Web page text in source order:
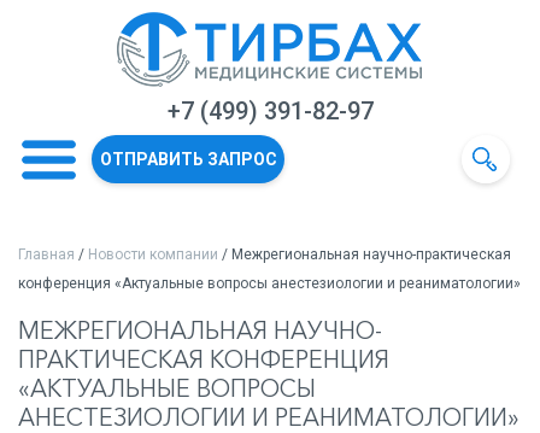
+7 (499) 391-82-97
ОТПРАВИТЬ ЗАПРОС
Главная / Новости компании / Межрегиональная научно-практическая
конференция «Актуальные вопросы анестезиологии и реаниматологии»
МЕЖРЕГИОНАЛЬНАЯ НАУЧНО-
ПРАКТИЧЕСКАЯ КОНФЕРЕНЦИЯ
«АКТУАЛЬНЫЕ ВОПРОСЫ
АНЕСТЕЗИОЛОГИИ И РЕАНИМАТОЛОГИИ»